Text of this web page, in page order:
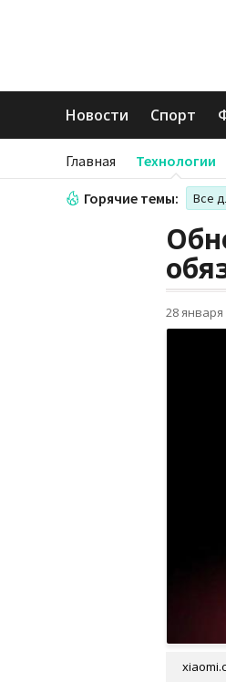
Новости Спорт
Главная Технологии
Горячие темы: Все
28 января